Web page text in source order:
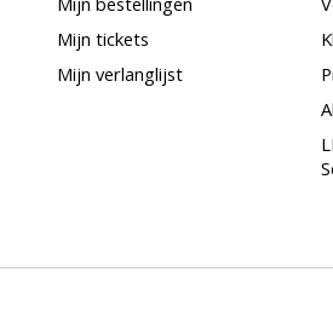
Mijn tickets
Mijn verlanglijst